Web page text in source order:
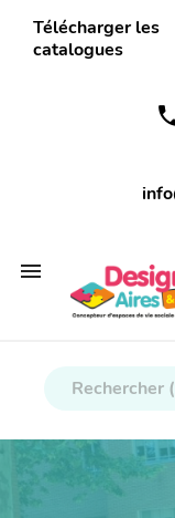
Télécharger les
catalogues
